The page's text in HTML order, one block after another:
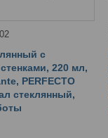
с
220 мл,
PERFECTO
стеклянный,